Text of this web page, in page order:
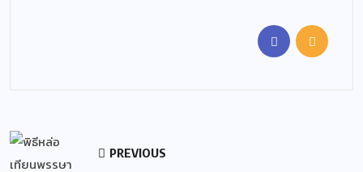
PREVIOUS